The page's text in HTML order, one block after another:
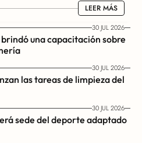
LEER MÁS
LEER MÁS
30 JUL 2026
una capacitación sobre
30 JUL 2026
las tareas de limpieza del
30 JUL 2026
sede del deporte adaptado